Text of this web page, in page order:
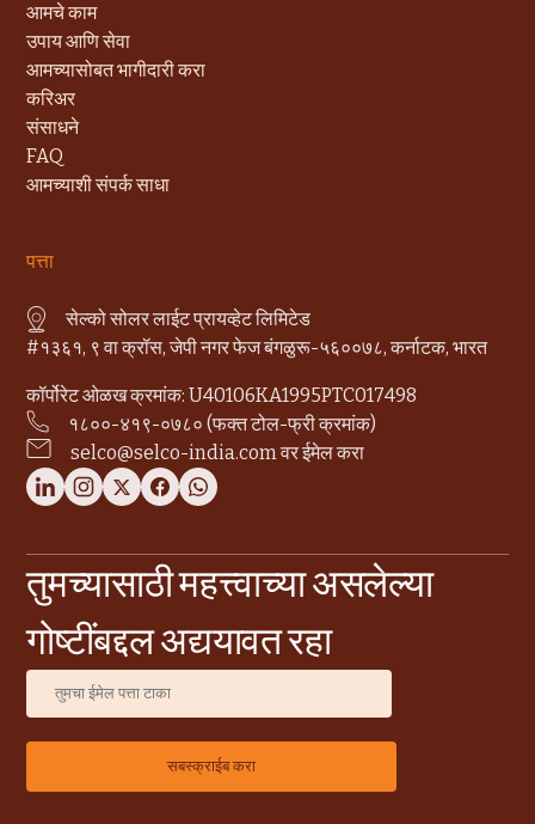
आमचे काम
उपाय आणि सेवा
आमच्यासोबत भागीदारी करा
करिअर
संसाधने
FAQ
आमच्याशी संपर्क साधा
पत्ता
सेल्को सोलर लाईट प्रायव्हेट लिमिटेड
#१३६१, ९ वा क्रॉस, जेपी नगर फेज बंगळुरू-५६००७८, कर्नाटक, भारत
कॉर्पोरेट ओळख क्रमांक: U40106KA1995PTC017498
१८००-४१९-०७८० (फक्त टोल-फ्री क्रमांक)
selco@selco-india.com वर ईमेल करा
तुमच्यासाठी महत्त्वाच्या असलेल्या
गोष्टींबद्दल अद्ययावत रहा